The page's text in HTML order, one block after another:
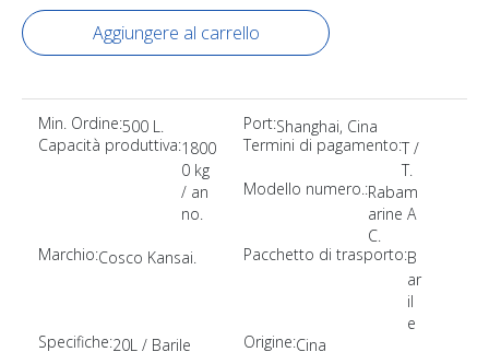
Aggiungere al carrello
Min. Ordine:500 L. Port:Shanghai, Cina
Capacità produttiva:1800
0 kg
/ an
no.
Termini di pagamento:T /
T.
Modello numero.:Rabam
arine A
C.
Marchio:Cosco Kansai. Pacchetto di trasporto:B
ar
il
e
Specifiche:20L / Barile Origine:Cina